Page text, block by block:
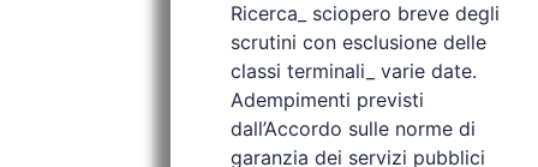
Ricerca_ sciopero breve degli
scrutini con esclusione delle
classi terminali_ varie date.
Adempimenti previsti
dall’Accordo sulle norme di
garanzia dei servizi pubblici